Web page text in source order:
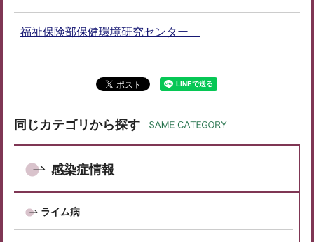
福祉保険部保健環境研究センター
同じカテゴリから探す
感染症情報
ライム病